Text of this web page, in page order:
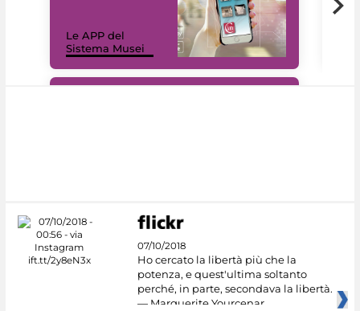
Le APP del
Sistema Musei
07/10/2018
Ho cercato la libertà più che la
potenza, e quest'ultima soltanto
perché, in parte, secondava la libertà.
— Marguerite Yourcenar